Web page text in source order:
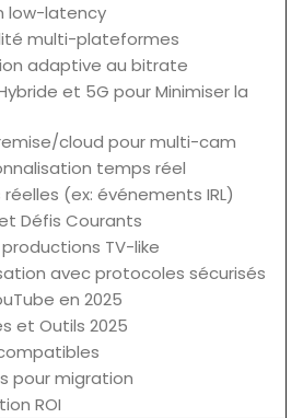
low-latency
multi-plateformes
adaptive au bitrate
et 5G pour Minimiser la
cloud pour multi-cam
temps réel
(ex: événements IRL)
Défis Courants
TV-like
avec protocoles sécurisés
en 2025
et Outils 2025
pour migration
ROI